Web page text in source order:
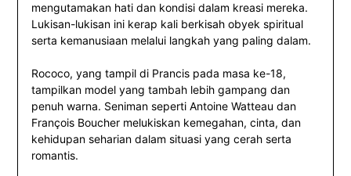
mengutamakan hati dan kondisi dalam kreasi mereka.
Lukisan-lukisan ini kerap kali berkisah obyek spiritual
serta kemanusiaan melalui langkah yang paling dalam.
Rococo, yang tampil di Prancis pada masa ke-18,
tampilkan model yang tambah lebih gampang dan
penuh warna. Seniman seperti Antoine Watteau dan
François Boucher melukiskan kemegahan, cinta, dan
kehidupan seharian dalam situasi yang cerah serta
romantis.